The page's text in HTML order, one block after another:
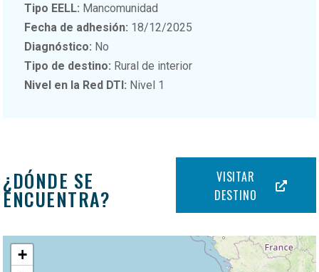
Tipo EELL: Mancomunidad
Fecha de adhesión: 18/12/2025
Diagnóstico: No
Tipo de destino: Rural de interior
Nivel en la Red DTI: Nivel 1
¿DÓNDE SE
ENCUENTRA?
VISITAR
DESTINO
+